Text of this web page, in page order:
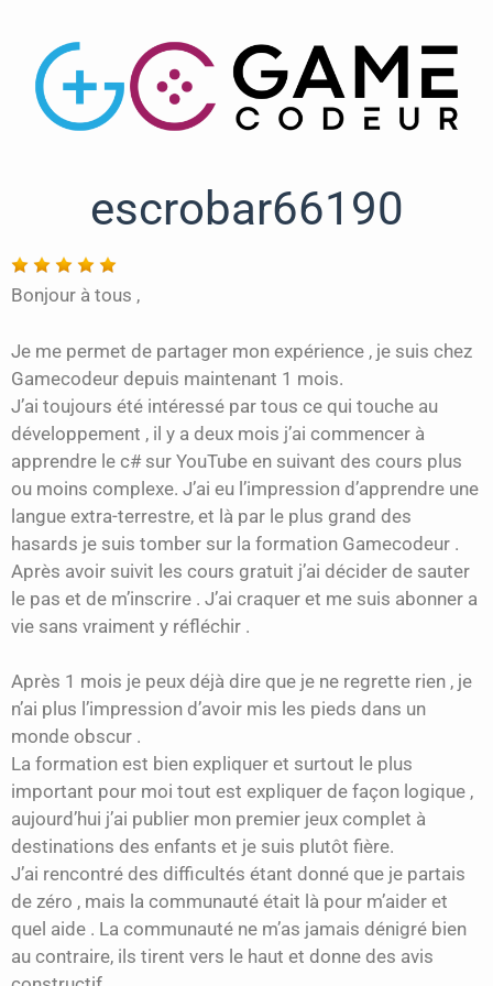
escrobar66190
Bonjour à tous ,
Je me permet de partager mon expérience , je suis chez
Gamecodeur depuis maintenant 1 mois.
J’ai toujours été intéressé par tous ce qui touche au
développement , il y a deux mois j’ai commencer à
apprendre le c# sur YouTube en suivant des cours plus
ou moins complexe. J’ai eu l’impression d’apprendre une
langue extra-terrestre, et là par le plus grand des
hasards je suis tomber sur la formation Gamecodeur .
Après avoir suivit les cours gratuit j’ai décider de sauter
le pas et de m’inscrire . J’ai craquer et me suis abonner a
vie sans vraiment y réfléchir .
Après 1 mois je peux déjà dire que je ne regrette rien , je
n’ai plus l’impression d’avoir mis les pieds dans un
monde obscur .
La formation est bien expliquer et surtout le plus
important pour moi tout est expliquer de façon logique ,
aujourd’hui j’ai publier mon premier jeux complet à
destinations des enfants et je suis plutôt fière.
J’ai rencontré des difficultés étant donné que je partais
de zéro , mais la communauté était là pour m’aider et
quel aide . La communauté ne m’as jamais dénigré bien
au contraire, ils tirent vers le haut et donne des avis